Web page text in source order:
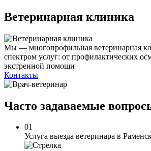
Ветеринарная клиника
Мы — многопрофильная ветеринарная
спектром услуг: от профилактических
экстренной помощи
Контакты
Часто задаваемые
01
Услуга выезда ветеринара в